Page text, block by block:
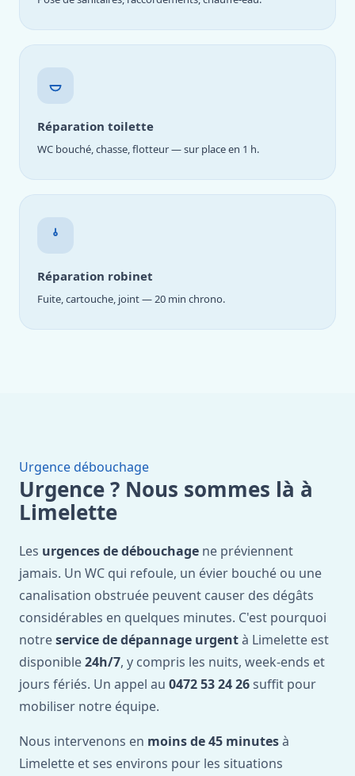
Réparation toilette
WC bouché, chasse, flotteur — sur place en 1 h.
Réparation robinet
Fuite, cartouche, joint — 20 min chrono.
Urgence débouchage
Urgence ? Nous sommes là à
Limelette
Les urgences de débouchage ne préviennent
jamais. Un WC qui refoule, un évier bouché ou une
canalisation obstruée peuvent causer des dégâts
considérables en quelques minutes. C'est pourquoi
notreservice de dépannage urgentà Limelette est
disponible24h/7, y compris les nuits, week-ends et
jours fériés. Un appel au 0472 53 24 26 suffit pour
mobiliser notre équipe.
Nous intervenons en moins de 45 minutesà
Limelette et ses environs pour les situations